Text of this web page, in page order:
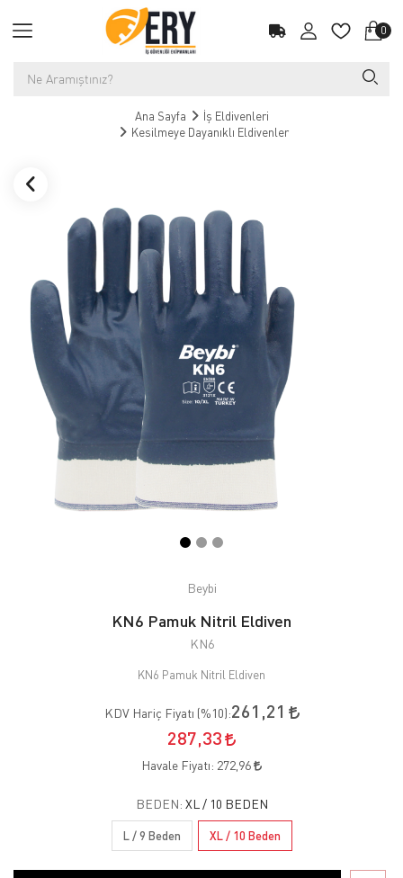
0
Ana Sayfa
İş Eldivenleri
Kesilmeye Dayanıklı Eldivenler
Beybi
KN6 Pamuk Nitril Eldiven
KN6
KN6 Pamuk Nitril Eldiven
KDV Hariç Fiyatı (%10):261,21
287,33
Havale Fiyatı: 272,96
BEDEN: XL / 10 BEDEN
L / 9 Beden XL / 10 Beden